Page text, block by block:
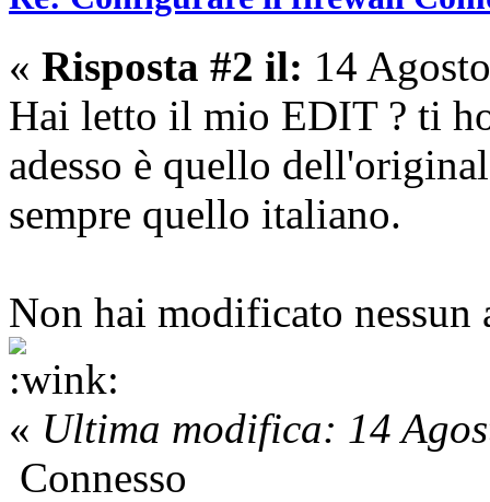
« Risposta #2 il: 14
Hai letto il mio EDIT ? ti
adesso è quello
sempre quello italiano.
Non hai modificato
« Ultima modifica: 14
Connesso